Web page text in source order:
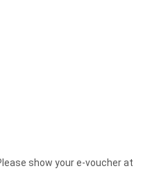
show your e-voucher at